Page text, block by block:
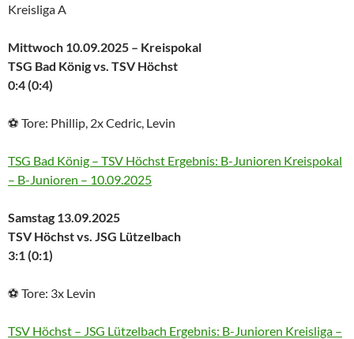
Kreisliga A
Mittwoch 10.09.2025 – Kreispokal
TSG Bad König vs. TSV Höchst
0:4 (0:4)
⚽ Tore: Phillip, 2x Cedric, Levin
TSG Bad König – TSV Höchst Ergebnis: B-Junioren Kreispokal
– B-Junioren – 10.09.2025
Samstag 13.09.2025
TSV Höchst vs. JSG Lützelbach
3:1 (0:1)
⚽ Tore: 3x Levin
TSV Höchst – JSG Lützelbach Ergebnis: B-Junioren Kreisliga –